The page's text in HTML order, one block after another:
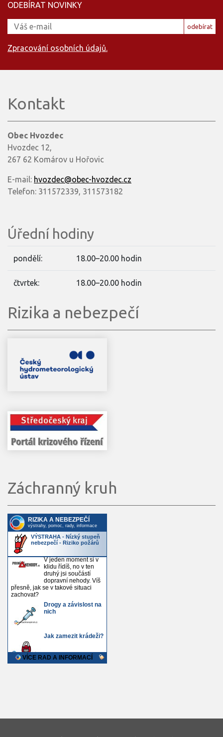
ODEBÍRAT NOVINKY
odebírat
Zpracování osobních údajů.
Kontakt
Obec Hvozdec
Hvozdec 12,
267 62 Komárov u Hořovic
E-mail: hvozdec@obec-hvozdec.cz
Telefon: 311572339, 311573182
Úřední hodiny
pondělí: 18.00–20.00 hodin
čtvrtek: 18.00–20.00 hodin
Rizika a nebezpečí
Záchranný kruh